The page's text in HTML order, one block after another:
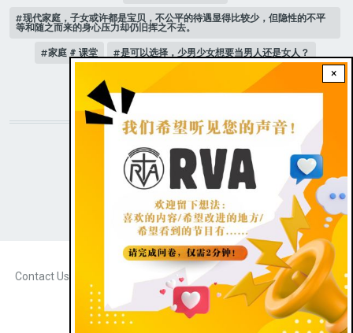
×
现代家庭，子女或许都是宝贝，不公平的待遇显得比较少，但隐性的不平
等和随之而来的身心压力却仍旧挥之不去。
家庭 # 课堂 是可以选择，少男少女想要当男人还是女人？
STAY CONNECTED WITH US!
Radio Veritas Asia © 2023
Contact Us
Dark theme